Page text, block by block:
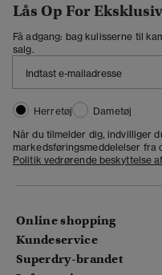
Lås Op For
Få adgang: bag kulisserne til
salg.
Herretøj
Dametøj
Når du tilmelder dig, indvilliger
markedsføringsmeddelelser fra
Politik vedrørende beskyttelse
Online shopping
Kundeservice
Superdry-brandet